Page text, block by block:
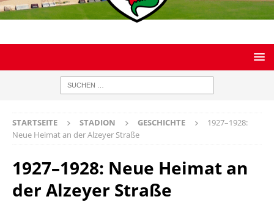
STARTSEITE STADION GESCHICHTE
1927–1928:
Neue Heimat an der Alzeyer Straße
1927–1928: Neue Heimat an
der Alzeyer Straße